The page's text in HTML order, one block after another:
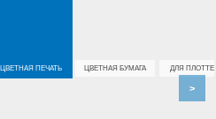
ЦВЕТНАЯ ПЕЧАТЬ ЦВЕТНАЯ БУМАГА ДЛЯ
>